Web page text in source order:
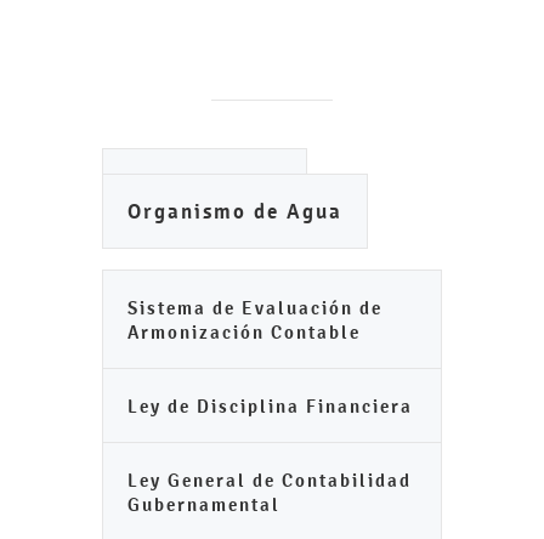
Organismo de Agua
Sistema de Evaluación de
Armonización Contable
Ley de Disciplina Financiera
Ley General de Contabilidad
Gubernamental